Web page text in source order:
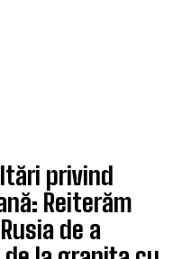
privind
Reiterăm
de a